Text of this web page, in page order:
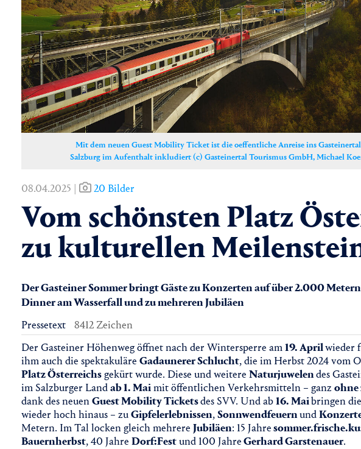
Mit dem neuen Guest Mobility Ticket ist die oeffentliche Anreise ins
Salzburg im Aufenthalt inkludiert (c) Gasteinertal Tourismus GmbH, Michael
08.04.2025 | 20 Bilder
Vom schönsten Platz
zu kulturellen
Der Gasteiner Sommer bringt Gäste zu Konzerten auf über 2.000
Dinner am Wasserfall und zu mehreren Jubiläen
Pressetext
8412 Zeichen
Der Gasteiner Höhenweg öffnet nach der Wintersperre am19. Aprilwieder
ihm auch die spektakuläre Gadaunerer Schlucht, die im Herbst 2024 vom
Platz Österreichsgekürt wurde. Diese und weitere Naturjuwelendes
im Salzburger Landab 1. Maimit öffentlichen Verkehrsmitteln – ganz ohne
dank des neuenGuest Mobility Ticketsdes SVV. Und ab16. Maibringen die
wieder hoch hinaus – zuGipfelerlebnissen,Sonnwendfeuernund
Metern. Im Tal locken gleich mehrere Jubiläen: 15 Jahre
Bauernherbst, 40 Jahre Dorf:Festund 100 JahreGerhard Garstenauer.